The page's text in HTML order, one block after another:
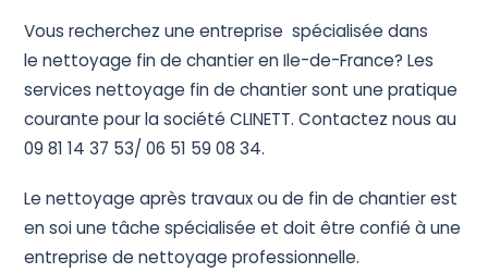
Vous recherchez une entreprise spécialisée dans
le nettoyage fin de chantier en Ile-de-France?Les
services nettoyage fin de chantier sont une pratique
courante pour la société CLINETT. Contactez nous au
09 81 14 37 53/ 06 51 59 08 34.
Le nettoyage après travaux ou de fin de chantier est
en soi une tâche spécialisée et doit être confié à une
entreprise de nettoyage professionnelle.